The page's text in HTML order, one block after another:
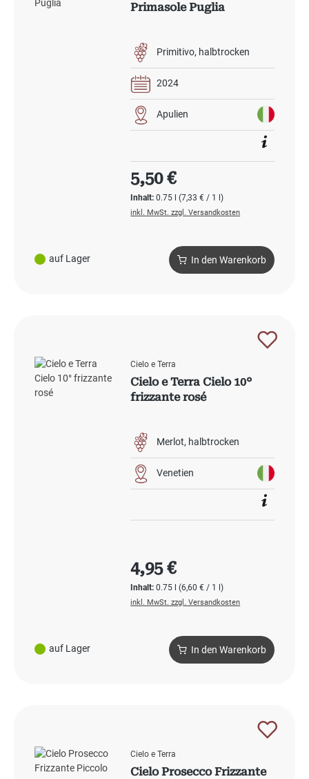
auf Lager
Primasole Puglia
Primitivo halbtrocken
2024
Apulien
Inhalt:0.75 l(7,33 € / 1 l)
Regulärer Preis:
5,50 €
inkl. MwSt. zzgl. Versandkosten
In den Warenkorb
auf Lager
Cielo e Terra
Cielo e Terra Cielo 10°
frizzante rosé
Merlot halbtrocken
Venetien
Inhalt:0.75 l(6,60 € / 1 l)
Regulärer Preis:
4,95 €
inkl. MwSt. zzgl. Versandkosten
In den Warenkorb
Cielo e Terra
Cielo Prosecco Frizzante